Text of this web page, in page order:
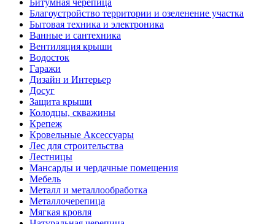
Битумная черепица
Благоустройство территории и озеленение участка
Бытовая техника и электроника
Ванные и сантехника
Вентиляция крыши
Водосток
Гаражи
Дизайн и Интерьер
Досуг
Защита крыши
Колодцы, скважины
Крепеж
Кровельные Аксессуары
Лес для строительства
Лестницы
Мансарды и чердачные помещения
Мебель
Металл и металлообработка
Металлочерепица
Мягкая кровля